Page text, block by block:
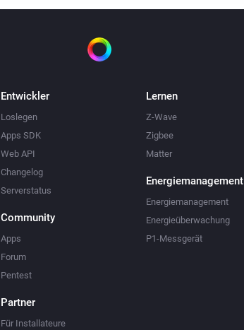
Entwickler
Loslegen
Apps SDK
Web API
Changelog
Serverstatus
Community
Apps
Forum
Pentest
Partner
Für Installateure
Lernen
Z-Wave
Zigbee
Matter
Energiemanagement
Energiemanagement
Energieüberwachung
P1-Messgerät